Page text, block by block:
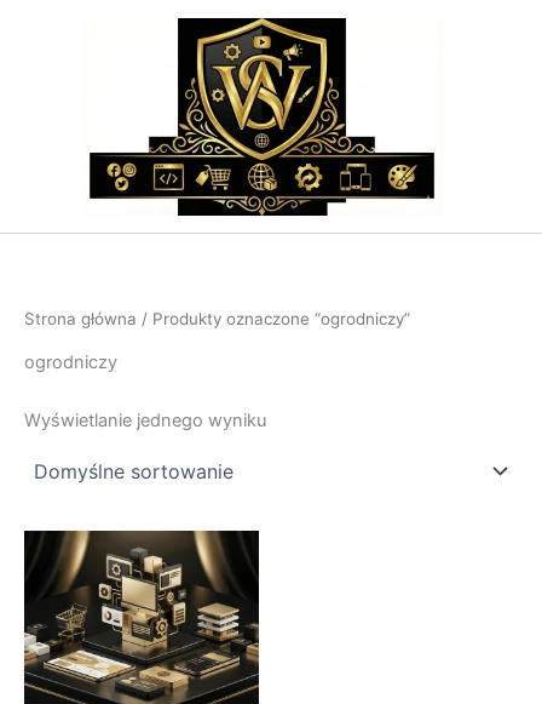
Strona główna / Produkty oznaczone “ogrodniczy”
ogrodniczy
Wyświetlanie jednego wyniku